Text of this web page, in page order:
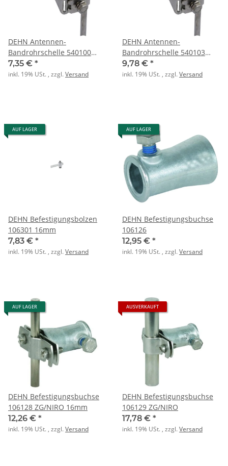
DEHN Antennen-
Bandrohrschelle 540100
NIRO 3/4-6Zoll (27-165mm)
V2A
7,35 € *
inkl. 19% USt. , zzgl.Versand
DEHN Antennen-
Bandrohrschelle 540103
NIRO 3/4-3Zoll (27-89mm)
V2A
9,78 € *
inkl. 19% USt. , zzgl.Versand
AUF LAGER
DEHN Befestigungsbolzen
106301 16mm
7,83 € *
inkl. 19% USt. , zzgl.Versand
AUF LAGER
DEHN Befestigungsbuchse
106126
12,95 € *
inkl. 19% USt. , zzgl.Versand
AUF LAGER
DEHN Befestigungsbuchse
106128 ZG/NIRO 16mm
12,26 € *
inkl. 19% USt. , zzgl.Versand
AUSVERKAUFT
DEHN Befestigungsbuchse
106129 ZG/NIRO
17,78 € *
inkl. 19% USt. , zzgl.Versand